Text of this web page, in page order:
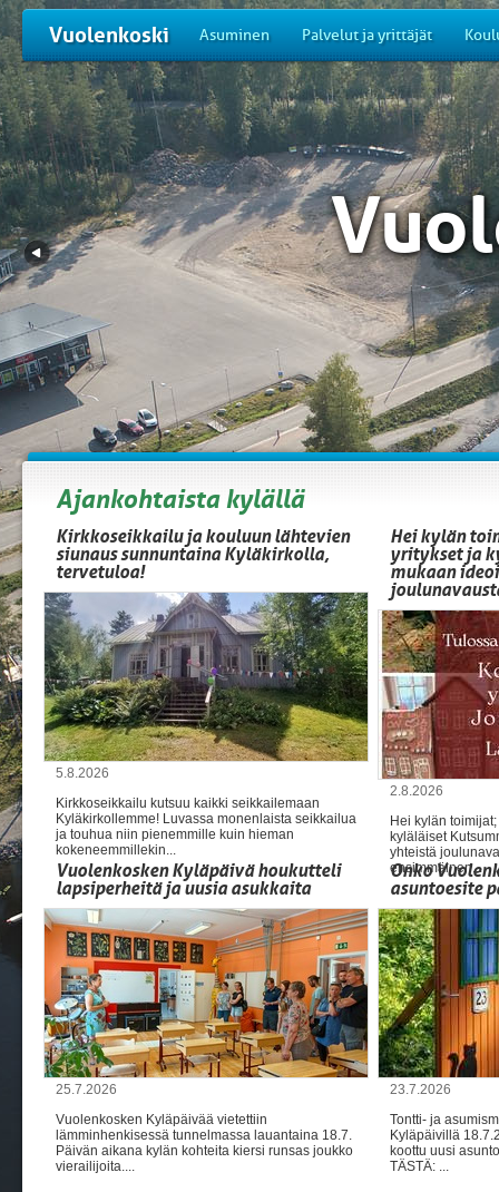
Vuolenkoski Asuminen Palvelut ja yrittäjät
Ajankohtaista kylällä
Kirkkoseikkailu ja kouluun lähtevien
siunaus sunnuntaina Kyläkirkolla,
tervetuloa!
5.8.2026
Kirkkoseikkailu kutsuu kaikki seikkailemaan
Kyläkirkollemme! Luvassa monenlaista seikkailua
ja touhua niin pienemmille kuin hieman
kokeneemmillekin...
Hei kylän
yritykset ja
mukaan
2.8.2026
Hei kylän
kyläläiset
yhteistä
ensimmäinen...
Vuolenkosken Kyläpäivä houkutteli
lapsiperheitä ja uusia asukkaita
25.7.2026
Vuolenkosken Kyläpäivää vietettiin
lämminhenkisessä tunnelmassa lauantaina 18.7.
Päivän aikana kylän kohteita kiersi runsas joukko
vierailijoita....
Onko
asuntoesite
23.7.2026
Tontti- ja
Kyläpäivillä
koottu uusi
TÄSTÄ: ...